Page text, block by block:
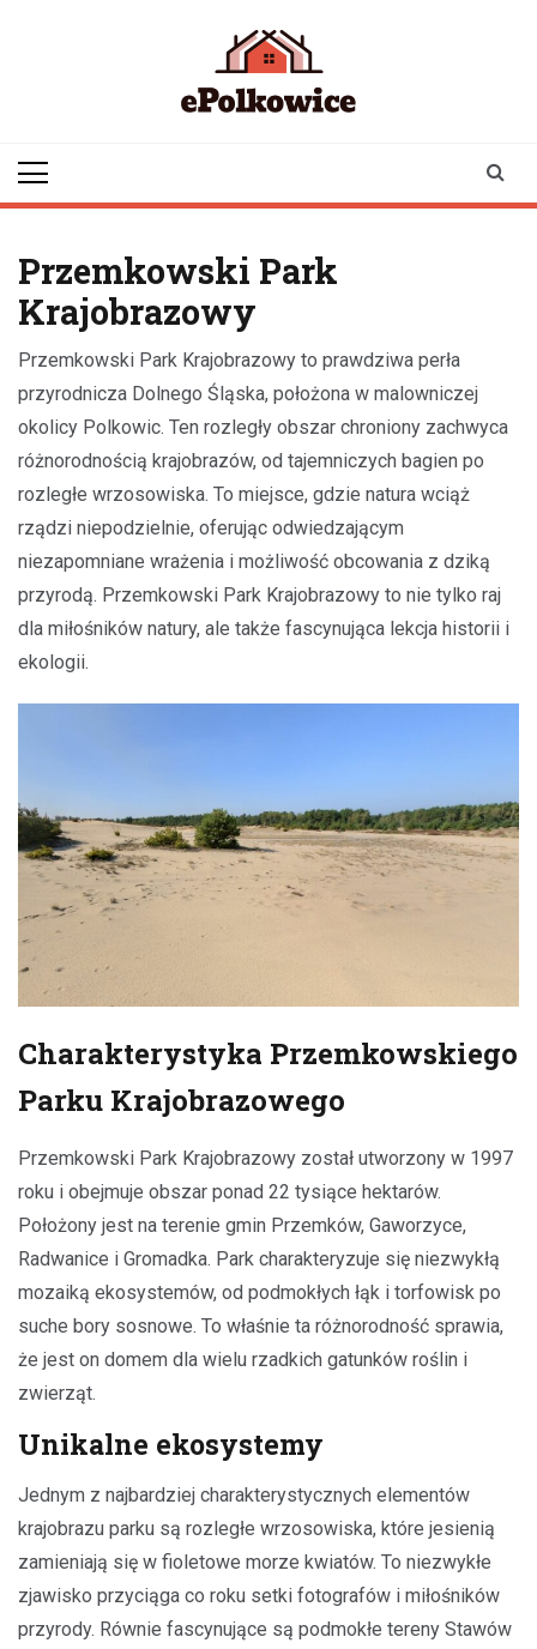
Przemkowski Park
Krajobrazowy
Przemkowski Park Krajobrazowy to prawdziwa perła
przyrodnicza Dolnego Śląska, położona w malowniczej
okolicy Polkowic. Ten rozległy obszar chroniony zachwyca
różnorodnością krajobrazów, od tajemniczych bagien po
rozległe wrzosowiska. To miejsce, gdzie natura wciąż
rządzi niepodzielnie, oferując odwiedzającym
niezapomniane wrażenia i możliwość obcowania z dziką
przyrodą. Przemkowski Park Krajobrazowy to nie tylko raj
dla miłośników natury, ale także fascynująca lekcja historii i
ekologii.
Charakterystyka Przemkowskiego
Parku Krajobrazowego
Przemkowski Park Krajobrazowy został utworzony w 1997
roku i obejmuje obszar ponad 22 tysiące hektarów.
Położony jest na terenie gmin Przemków, Gaworzyce,
Radwanice i Gromadka. Park charakteryzuje się niezwykłą
mozaiką ekosystemów, od podmokłych łąk i torfowisk po
suche bory sosnowe. To właśnie ta różnorodność sprawia,
że jest on domem dla wielu rzadkich gatunków roślin i
zwierząt.
Unikalne ekosystemy
Jednym z najbardziej charakterystycznych elementów
krajobrazu parku są rozległe wrzosowiska, które jesienią
zamieniają się w fioletowe morze kwiatów. To niezwykłe
zjawisko przyciąga co roku setki fotografów i miłośników
przyrody. Równie fascynujące są podmokłe tereny Stawów